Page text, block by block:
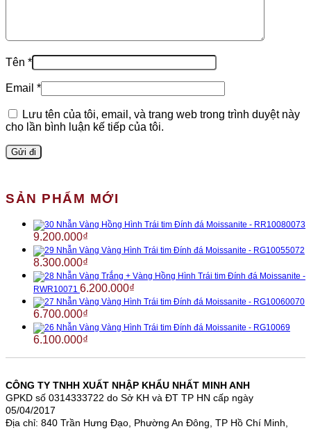
Tên *
Email *
Lưu tên của tôi, email, và trang web trong trình duyệt này
cho lần bình luận kế tiếp của tôi.
SẢN PHẨM MỚI
Nhẫn Vàng Hồng Hình Trái tim Đính đá Moissanite - RR10080073
9.200.000₫
Nhẫn Vàng Vàng Hình Trái tim Đính đá Moissanite - RG10055072
8.300.000₫
Nhẫn Vàng Trắng + Vàng Hồng Hình Trái tim Đính đá Moissanite -
RWR10071 6.200.000₫
Nhẫn Vàng Vàng Hình Trái tim Đính đá Moissanite - RG10060070
6.700.000₫
Nhẫn Vàng Vàng Hình Trái tim Đính đá Moissanite - RG10069
6.100.000₫
CÔNG TY TNHH XUẤT NHẬP KHẨU NHẤT MINH ANH
GPKD số 0314333722 do Sở KH và ĐT TP HN cấp ngày
05/04/2017
Địa chỉ: 840 Trần Hưng Đạo, Phường An Đông, TP Hồ Chí Minh,